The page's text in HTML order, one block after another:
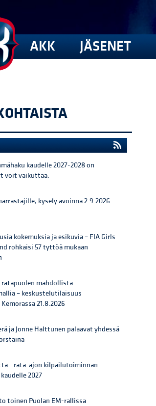
AKK JÄSENET
kaudelle 2027-2028 on
voit vaikuttaa.
kysely avoinna 2.9.2026
kokemuksia ja esikuvia – FIA Girls
rohkaisi 57 tyttöä mukaan
mahdollista
– keskustelutilaisuus
21.8.2026
ja Jonne Halttunen palaavat yhdessä
- rata-ajon kilpailutoiminnan
2027
toinen Puolan EM-rallissa